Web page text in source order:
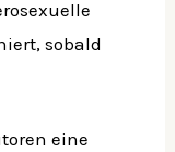
sobald
eine